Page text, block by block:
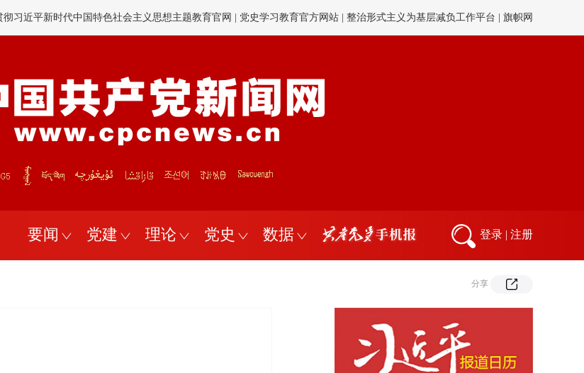
彻习近平新时代中国特色社会主义思想主题教育官网 党史学习教育官方网站 整治形式主义为基层减负工作平台 旗帜网
命"官网| 中共中央党史和文献研究院|中国共产党历史和文献网 |中组部12380举报网
要闻 党建 理论 党史 数据 登录 | 注册
分享